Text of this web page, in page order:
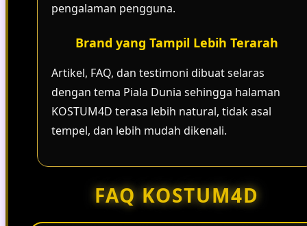
pengalaman pengguna.
Brand yang Tampil Lebih Terarah
Artikel, FAQ, dan testimoni dibuat selaras
dengan tema Piala Dunia sehingga halaman
KOSTUM4D terasa lebih natural, tidak asal
tempel, dan lebih mudah dikenali.
FAQ KOSTUM4D